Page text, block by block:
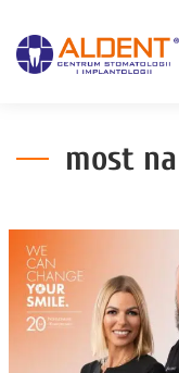
most